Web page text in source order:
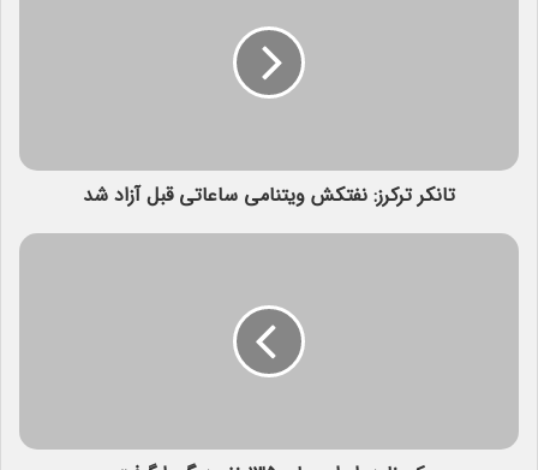
تانکر ترکرز: نفتکش ویتنامی ساعاتی قبل آزاد شد